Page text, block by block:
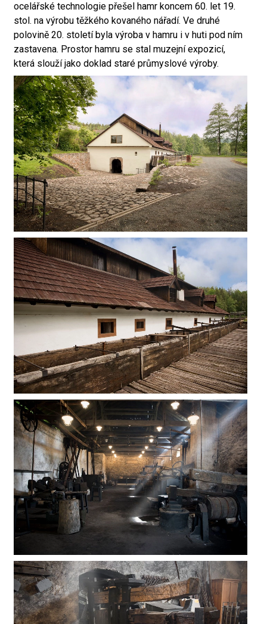
ocelářské technologie přešel hamr koncem 60. let 19.
stol. na výrobu těžkého kovaného nářadí. Ve druhé
polovině 20. století byla výroba v hamru i v huti pod ním
zastavena. Prostor hamru se stal muzejní expozicí,
která slouží jako doklad staré průmyslové výroby.